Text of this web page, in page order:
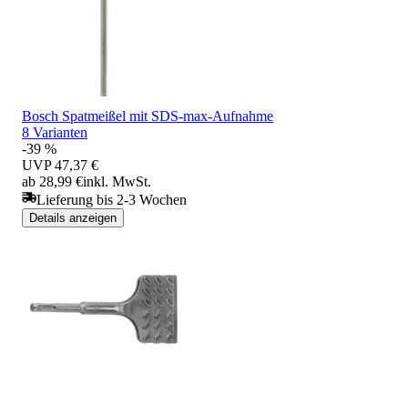
Bosch Spatmeißel mit SDS-max-Aufnahme
8 Varianten
-39 %
UVP 47,37 €
ab 28,99 €inkl. MwSt.
Lieferung bis 2-3 Wochen
Details anzeigen